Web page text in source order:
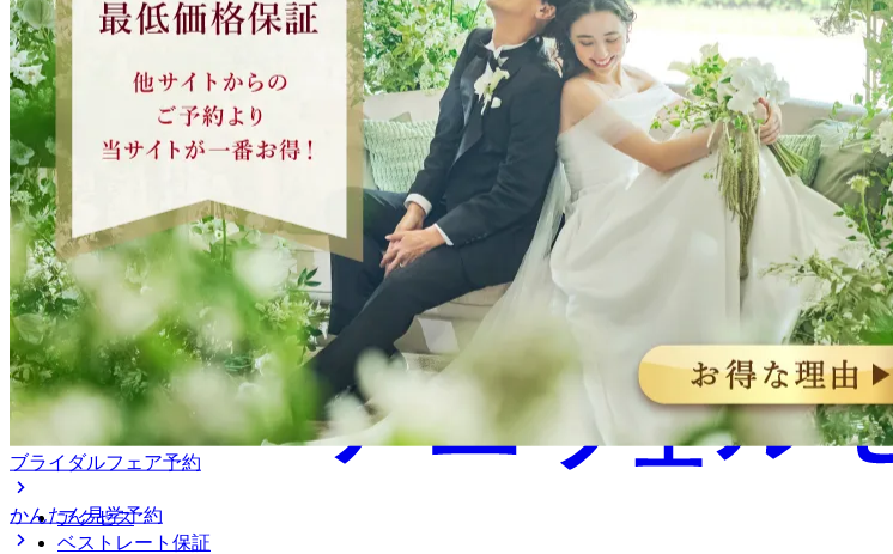
アニヴェルセル 立川
アクセス
ベストレート保証
ブライダルフェア予約
かんたん見学予約